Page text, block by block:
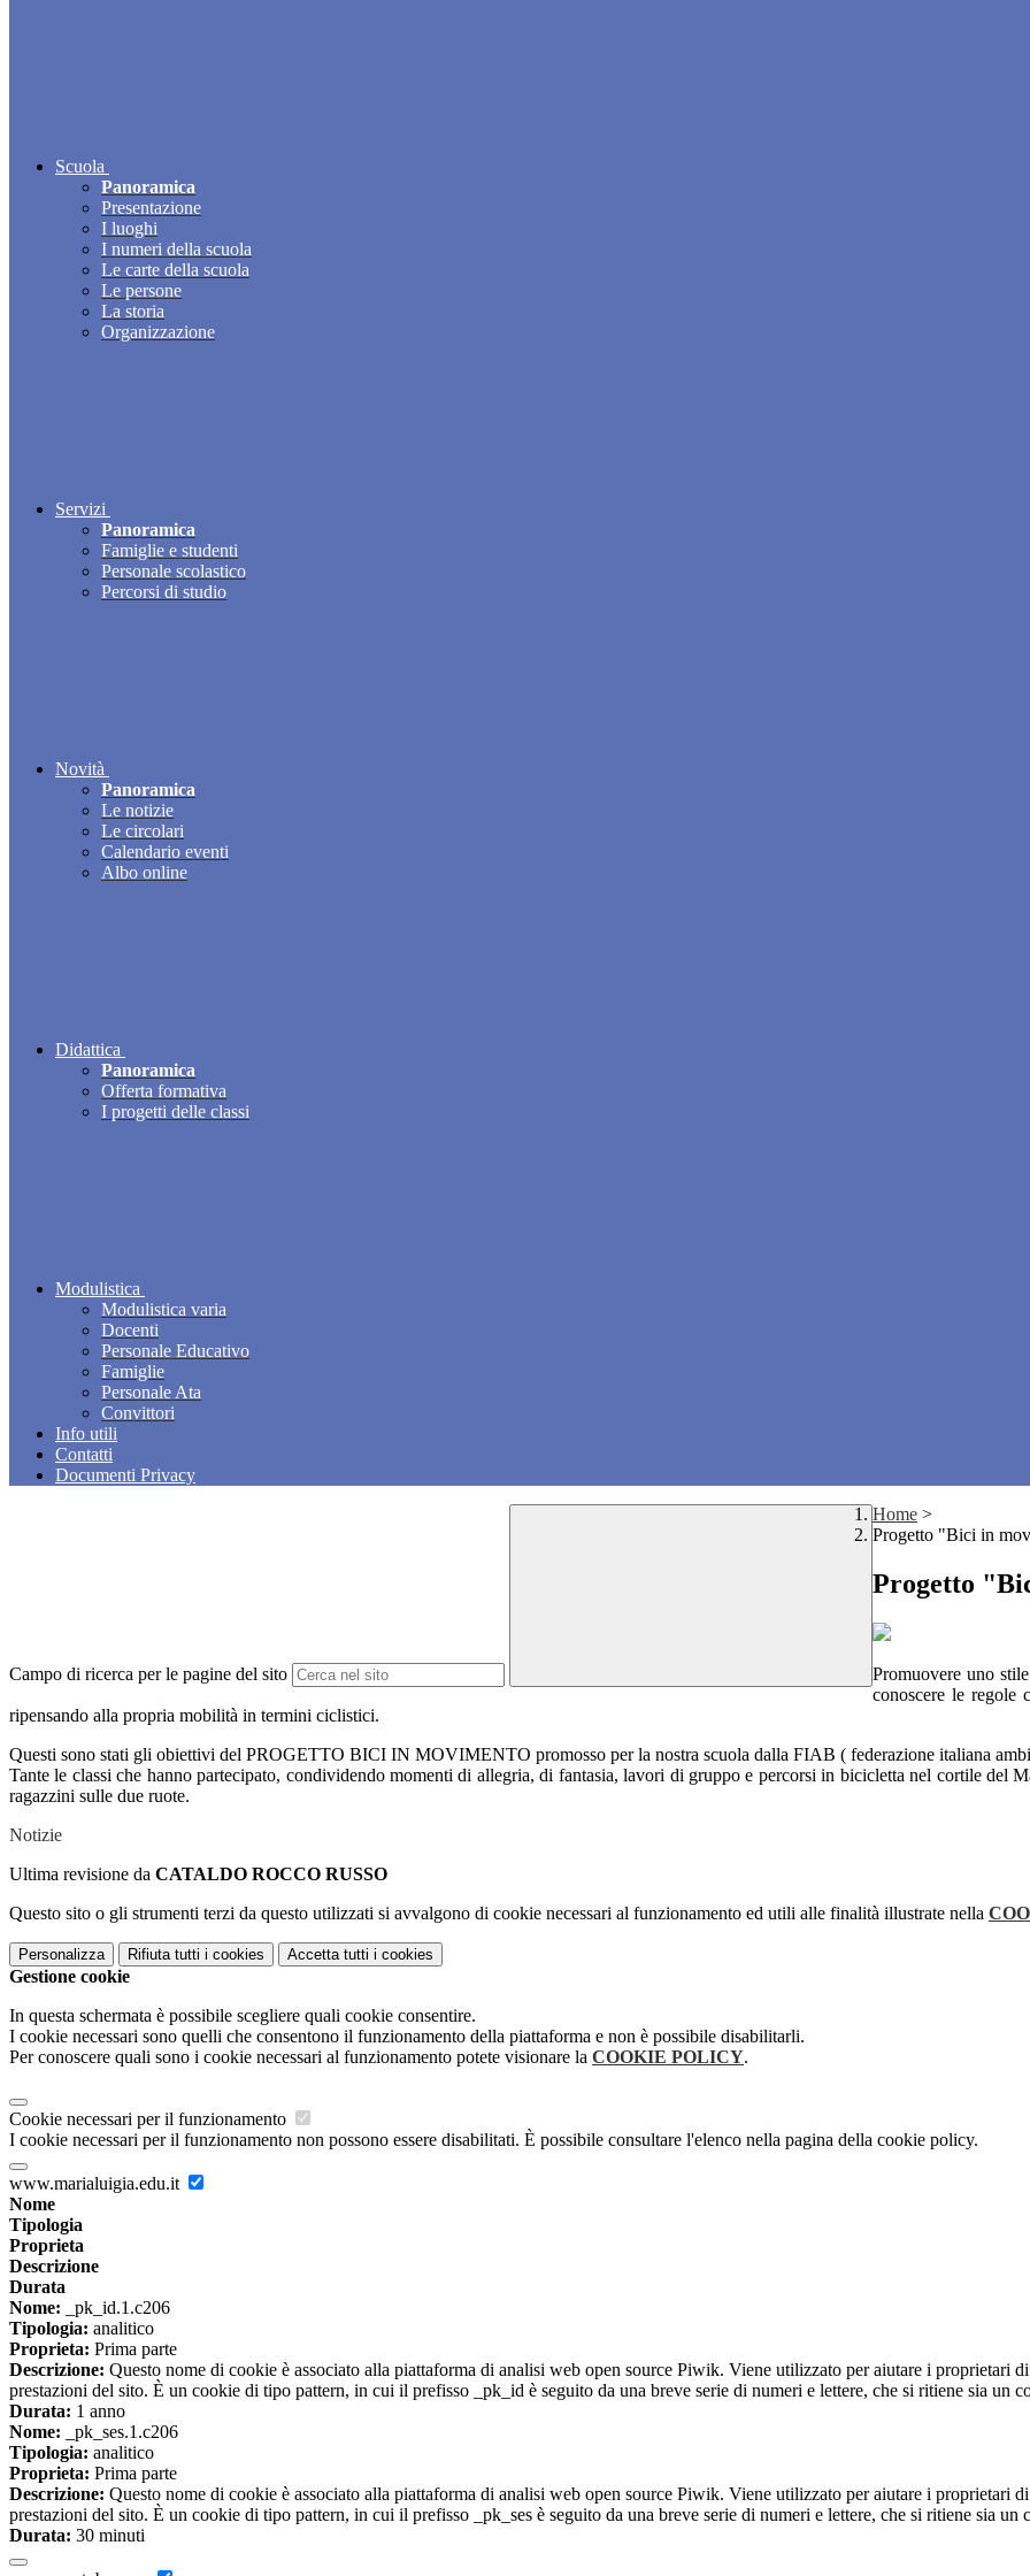
Scuola
Panoramica
Presentazione
I luoghi
I numeri della scuola
Le carte della scuola
Le persone
La storia
Organizzazione
Servizi
Panoramica
Famiglie e studenti
Personale scolastico
Percorsi di studio
Novità
Panoramica
Le notizie
Le circolari
Calendario eventi
Albo online
Didattica
Panoramica
Offerta formativa
I progetti delle classi
Modulistica
Modulistica varia
Docenti
Personale Educativo
Famiglie
Personale Ata
Convittori
Info utili
Contatti
Documenti Privacy
Campo di ricerca per le pagine del sito
Home >
Progetto "Bici in
Progetto
Promuovere uno
conoscere le regole
ripensando alla propria mobilità in termini ciclistici.
Questi sono stati gli obiettivi del PROGETTO BICI IN MOVIMENTO promosso per la nostra scuola dalla FIAB ( federazione italiana
Tante le classi che hanno partecipato, condividendo momenti di allegria, di fantasia, lavori di gruppo e percorsi in bicicletta nel cortile del
ragazzini sulle due ruote.
Notizie
Ultima revisione da CATALDO ROCCO RUSSO
Questo sito o gli strumenti terzi da questo utilizzati si avvalgono di cookie necessari al funzionamento ed utili alle finalità illustrate nella
Personalizza Rifiuta tutti i cookies Accetta tutti i cookies
Gestione cookie
In questa schermata è possibile scegliere quali cookie consentire.
I cookie necessari sono quelli che consentono il funzionamento della piattaforma e non è possibile disabilitarli.
Per conoscere quali sono i cookie necessari al funzionamento potete visionare la COOKIE POLICY.
Cookie necessari per il funzionamento
I cookie necessari per il funzionamento non possono essere disabilitati. È possibile consultare l'elenco nella pagina della cookie policy.
www.marialuigia.edu.it
Nome
Tipologia
Proprieta
Descrizione
Durata
Nome: _pk_id.1.c206
Tipologia: analitico
Proprieta: Prima parte
Descrizione: Questo nome di cookie è associato alla piattaforma di analisi web open source Piwik. Viene utilizzato per aiutare i proprietari
prestazioni del sito. È un cookie di tipo pattern, in cui il prefisso _pk_id è seguito da una breve serie di numeri e lettere, che si ritiene sia un
Durata: 1 anno
Nome: _pk_ses.1.c206
Tipologia: analitico
Proprieta: Prima parte
Descrizione: Questo nome di cookie è associato alla piattaforma di analisi web open source Piwik. Viene utilizzato per aiutare i proprietari
prestazioni del sito. È un cookie di tipo pattern, in cui il prefisso _pk_ses è seguito da una breve serie di numeri e lettere, che si ritiene sia
Durata: 30 minuti